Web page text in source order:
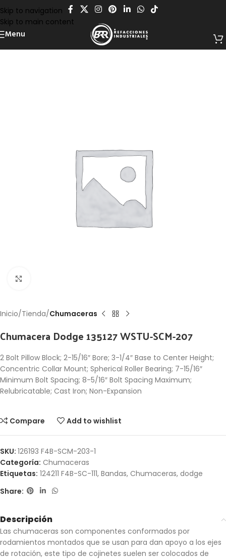
Skip to navigation
Skip to main content
Menu
Inicio Tienda Chumaceras
Chumacera Dodge 135127 WSTU-SCM-207
2 Bolt Pillow Block; 2-15/16″ Bore; 3-1/4″ Base to Center Height;
Concentric Collar Mount; Spherical Roller Bearing; 7-15/16″
Minimum Bolt Spacing; 8-5/16″ Bolt Spacing Maximum;
Relubricatable; Cast Iron; Non-Expansion
Compare Add to wishlist
SKU: 126193 F4B-SCM-203-1
Categoría: Chumaceras
Etiquetas: 124211 F4B-SC-111, Bandas, Chumaceras, dodge
Share:
Descripción
Las chumaceras son componentes conformados por
rodamientos montados que se usan para dan apoyo a los ejes
de rotación, este tipo de cojinetes suelen ser colocados de